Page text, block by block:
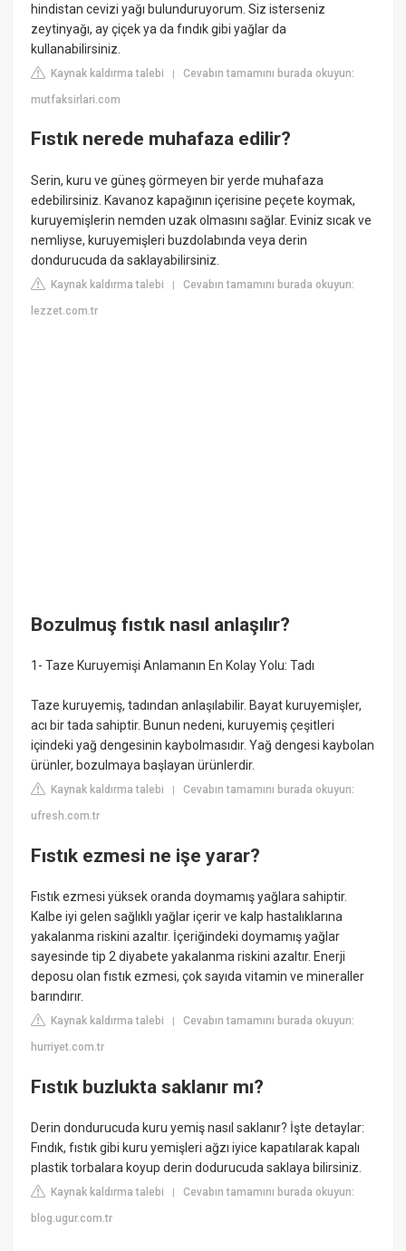
hindistan cevizi yağı bulunduruyorum. Siz isterseniz
zeytinyağı, ay çiçek ya da fındık gibi yağlar da
kullanabilirsiniz.
Kaynak kaldırma talebi |Cevabın tamamını burada okuyun:
mutfaksirlari.com
Fıstık nerede muhafaza edilir?
Serin, kuru ve güneş görmeyen bir yerde muhafaza
edebilirsiniz. Kavanoz kapağının içerisine peçete koymak,
kuruyemişlerin nemden uzak olmasını sağlar. Eviniz sıcak ve
nemliyse, kuruyemişleri buzdolabında veya derin
dondurucuda da saklayabilirsiniz.
Kaynak kaldırma talebi |Cevabın tamamını burada okuyun:
lezzet.com.tr
Bozulmuş fıstık nasıl anlaşılır?
1- Taze Kuruyemişi Anlamanın En Kolay Yolu: Tadı
Taze kuruyemiş, tadından anlaşılabilir. Bayat kuruyemişler,
acı bir tada sahiptir. Bunun nedeni, kuruyemiş çeşitleri
içindeki yağ dengesinin kaybolmasıdır. Yağ dengesi kaybolan
ürünler, bozulmaya başlayan ürünlerdir.
Kaynak kaldırma talebi |Cevabın tamamını burada okuyun:
ufresh.com.tr
Fıstık ezmesi ne işe yarar?
Fıstık ezmesi yüksek oranda doymamış yağlara sahiptir.
Kalbe iyi gelen sağlıklı yağlar içerir ve kalp hastalıklarına
yakalanma riskini azaltır. İçeriğindeki doymamış yağlar
sayesinde tip 2 diyabete yakalanma riskini azaltır. Enerji
deposu olan fıstık ezmesi, çok sayıda vitamin ve mineraller
barındırır.
Kaynak kaldırma talebi |Cevabın tamamını burada okuyun:
hurriyet.com.tr
Fıstık buzlukta saklanır mı?
Derin dondurucuda kuru yemiş nasıl saklanır? İşte detaylar:
Fındık, fıstık gibi kuru yemişleri ağzı iyice kapatılarak kapalı
plastik torbalara koyup derin dodurucuda saklaya bilirsiniz.
Kaynak kaldırma talebi |Cevabın tamamını burada okuyun:
blog.ugur.com.tr